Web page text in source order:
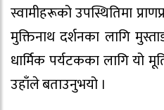
स्वामीहरूको उपस्थितिमा
मुक्तिनाथ दर्शनका लागि
धार्मिक पर्यटकका लागि यो
उहाँले बताउनुभयो ।